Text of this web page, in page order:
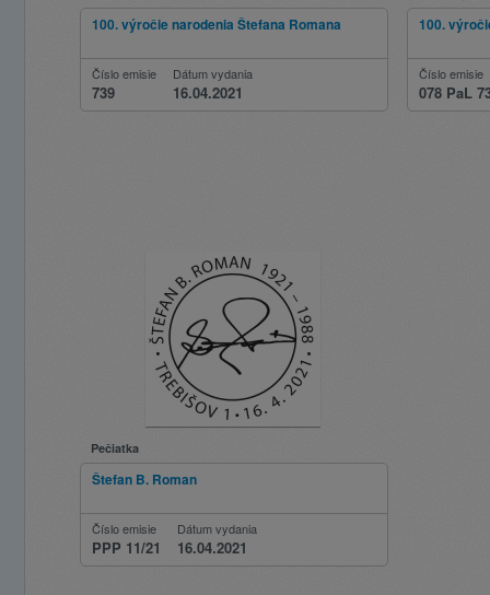
100. výročie narodenia Štefana Romana
Číslo emisie
739
Dátum vydania
16.04.2021
100.
Číslo emisie
078 PaL
Pečiatka
Štefan B. Roman
Číslo emisie
PPP 11/21
Dátum vydania
16.04.2021